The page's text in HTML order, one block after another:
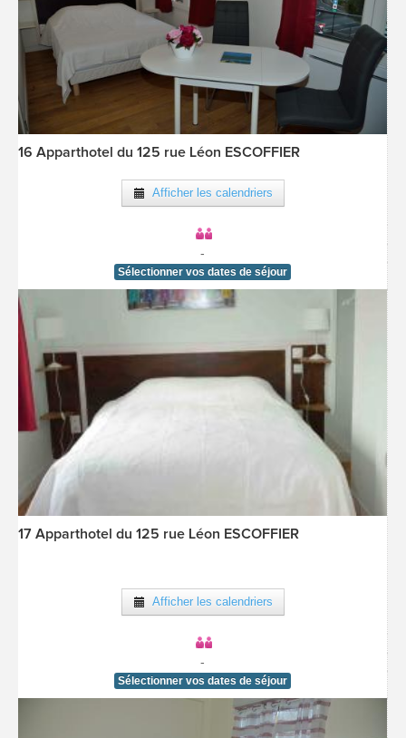
[voir la fiche détail]
16 Apparthotel du 125 rue Léon ESCOFFIER
Afficher les calendriers
-
Sélectionner vos dates de séjour
[voir la fiche détail]
17 Apparthotel du 125 rue Léon ESCOFFIER
Afficher les calendriers
-
Sélectionner vos dates de séjour